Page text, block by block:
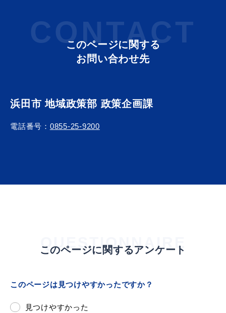
CONTACT
このページに関する
お問い合わせ先
浜田市 地域政策部 政策企画課
電話番号： 0855-25-9200
QUESTIONNAIRE
このページに関するアンケート
このページは見つけやすかったですか？
見つけやすかった